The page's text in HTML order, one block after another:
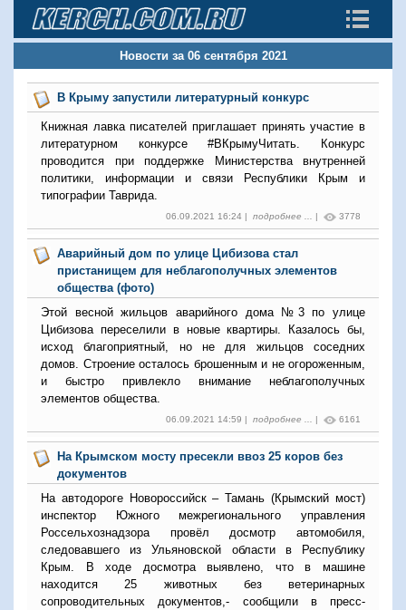
Новости за 06 сентября 2021
В Крыму запустили литературный конкурс
Книжная лавка писателей приглашает принять участие в
литературном конкурсе #ВКрымуЧитать. Конкурс
проводится при поддержке Министерства внутренней
политики, информации и связи Республики Крым и
типографии Таврида.
06.09.2021 16:24 | подробнее ... | 3778
Аварийный дом по улице Цибизова стал
пристанищем для неблагополучных элементов
общества (фото)
Этой весной жильцов аварийного дома №3 по улице
Цибизова переселили в новые квартиры. Казалось бы,
исход благоприятный, но не для жильцов соседних
домов. Строение осталось брошенным и не огороженным,
и быстро привлекло внимание неблагополучных
элементов общества.
06.09.2021 14:59 | подробнее ... | 6161
На Крымском мосту пресекли ввоз 25 коров без
документов
На автодороге Новороссийск – Тамань (Крымский мост)
инспектор Южного межрегионального управления
Россельхознадзора провёл досмотр автомобиля,
следовавшего из Ульяновской области в Республику
Крым. В ходе досмотра выявлено, что в машине
находится 25 животных без ветеринарных
сопроводительных документов,- сообщили в пресс-